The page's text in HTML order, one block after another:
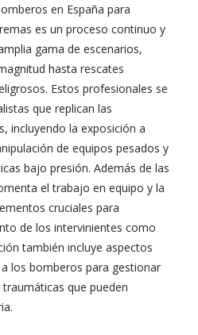
en España para
es un proceso continuo y
gama de escenarios,
hasta rescates
Estos profesionales se
que replican las
incluyendo la exposición a
de equipos pesados y
bajo presión. Además de las
el trabajo en equipo y la
cruciales para
de los intervinientes como
también incluye aspectos
los bomberos para gestionar
que pueden